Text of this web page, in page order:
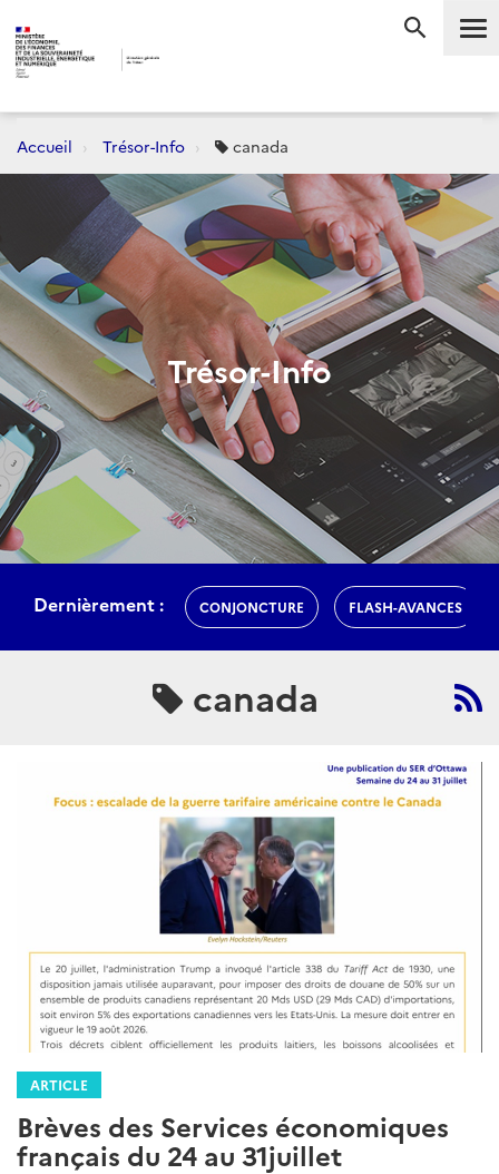
Accueil Trésor-Info canada
Trésor-Info
Dernièrement : CONJONCTURE FLASH-AVANCES
canada
ARTICLE
Brèves des Services économiques
français du 24 au 31juillet